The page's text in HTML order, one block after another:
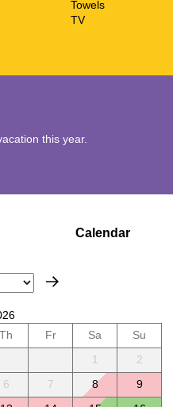
Towels
TV
this year.
Calendar
Th Fr Sa
Su
1
2
6 7 8
9